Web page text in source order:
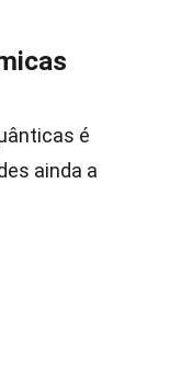
é
ainda a